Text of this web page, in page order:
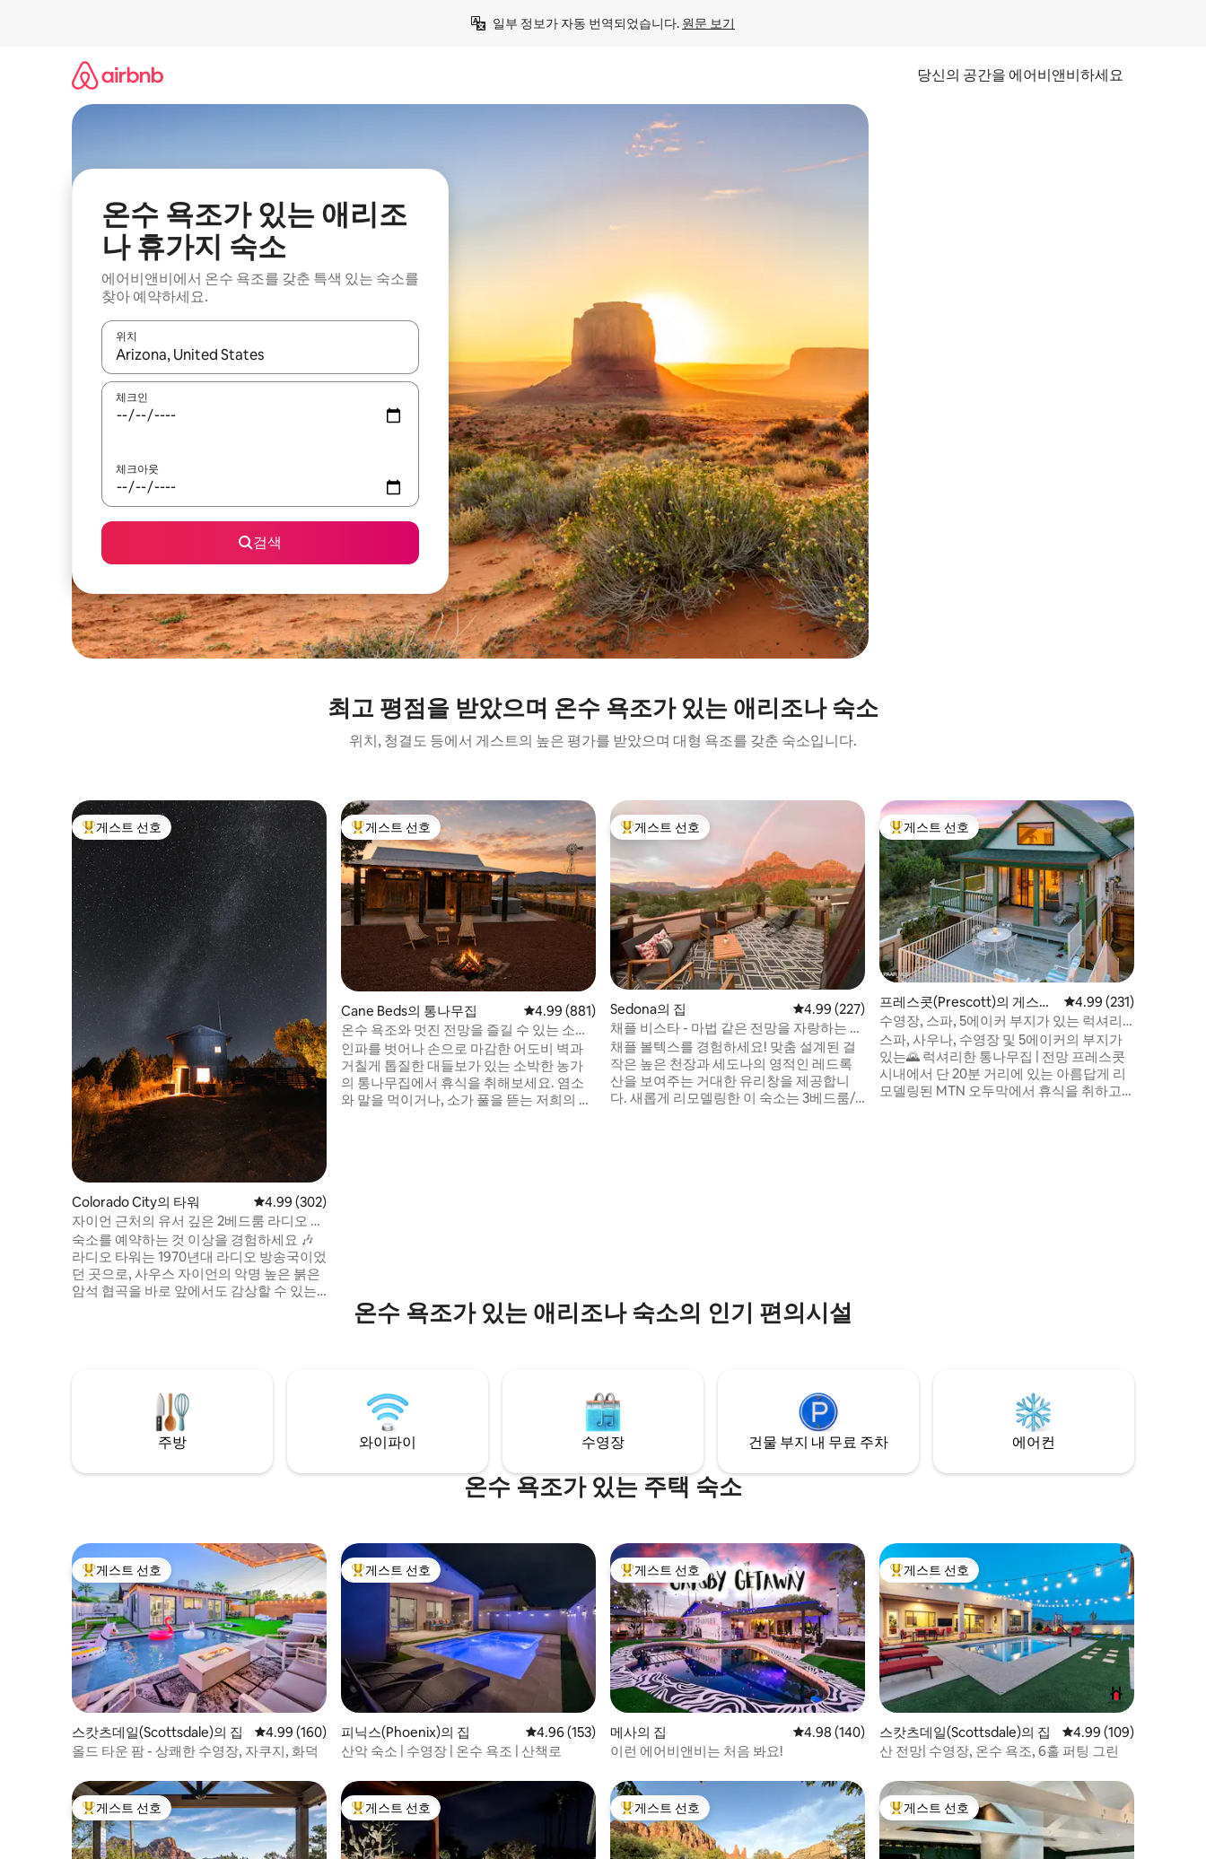
일부 정보가 자동 번역되었습니다. 원문 보기
당신의 공간을 에어비앤비하세요
온수 욕조가 있는 애리조
나 휴가지 숙소
에어비앤비에서 온수 욕조를 갖춘 특색 있는 숙소를
찾아 예약하세요.
위치
결과가 나오면 위·아래 화살표 키를 사용하거나 터치 또는 스와이프 동작으로 탐색하세요.
체크인
체크아웃
검색
최고 평점을 받았으며 온수 욕조가 있는 애리조나 숙소
위치, 청결도 등에서 게스트의 높은 평가를 받았으며 대형 욕조를 갖춘 숙소입니다.
상위 게스트 선호
게스트 선호
Colorado City의 타워 평점 4.99점(5점 만점), 후기 302개
4.99 (302)
자이언 근처의 유서 깊은 2베드룸 라디오 타
워: 온수 욕조, 사우나
숙소를 예약하는 것 이상을 경험하세요 🎶
라디오 타워는 1970년대 라디오 방송국이었
던 곳으로, 사우스 자이언의 악명 높은 붉은
암석 협곡을 바로 앞에서도 감상할 수 있는
겨보세요. 유타 남부를 방문하는 것뿐만 아
니라 독특한 숙박을 통해 그 역사를 경험해
$25. 카나브까지 40분, 자이언까지 1시간
상위 게스트 선호
게스트 선호
Cane Beds의 통나무집 평점 4.99점(5점 만점), 후기 881개
4.99 (881)
온수 욕조와 멋진 전망을 즐길 수 있는 소박
한 목장 통나무집! Zion
인파를 벗어나 손으로 마감한 어도비 벽과
거칠게 톱질한 대들보가 있는 소박한 농가
의 통나무집에서 휴식을 취해보세요. 염소
와 말을 먹이거나, 소가 풀을 뜯는 저희의 전
상위 게스트 선호
게스트 선호
Sedona의 집 평점 4.99점(5점 만점), 후기 227개
4.99 (227)
채플 비스타 - 마법 같은 전망을 자랑하는 건
축적 보석
채플 볼텍스를 경험하세요! 맞춤 설계된 걸
작은 높은 천장과 세도나의 영적인 레드록
산을 보여주는 거대한 유리창을 제공합니
다. 새롭게 리모델링한 이 숙소는 3베드룸/3
상위 게스트 선호
게스트 선호
프레스콧(Prescott)의 게스트
용 별채
평점 4.99점(5점 만점),
4.99 (231)
수영장, 스파, 5에이커 부지가 있는 럭셔리
통나무집 | MTN 전망
스파, 사우나, 수영장 및 5에이커의 부지가
있는🌄 럭셔리한 통나무집 | 전망 프레스콧
시내에서 단 20분 거리에 있는 아름답게 리
모델링된 MTN 오두막에서 휴식을 취하고
온수 욕조가 있는 애리조나 숙소의 인기 편의시설
주방 와이파이 수영장 건물 부지 내 무료 주차 에어컨
온수 욕조가 있는 주택 숙소
상위 게스트 선호
게스트 선호
스캇츠데일(Scottsdale)의 집 평점 4.99점(5점 만점), 후기 160개
4.99 (160)
올드 타운 팜 - 상쾌한 수영장, 자쿠지, 화덕
상위 게스트 선호
게스트 선호
피닉스(Phoenix)의 집 평점 4.96점(5점 만점), 후기 153개
4.96 (153)
산악 숙소 | 수영장 | 온수 욕조 | 산책로
상위 게스트 선호
게스트 선호
메사의 집 평점 4.98점(5점 만점), 후기 140개
4.98 (140)
이런 에어비앤비는 처음 봐요!
상위 게스트 선호
게스트 선호
스캇츠데일(Scottsdale)의 집 평점 4.99점(5점 만점),
4.99 (109)
산 전망| 수영장, 온수 욕조, 6홀 퍼팅 그린
상위 게스트 선호
게스트 선호 상위 게스트 선호
게스트 선호 상위 게스트 선호
게스트 선호 상위 게스트 선호
게스트 선호